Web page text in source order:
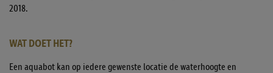
2018.
WAT DOET HET?
Een aquabot kan op iedere gewenste locatie de waterhoogte en